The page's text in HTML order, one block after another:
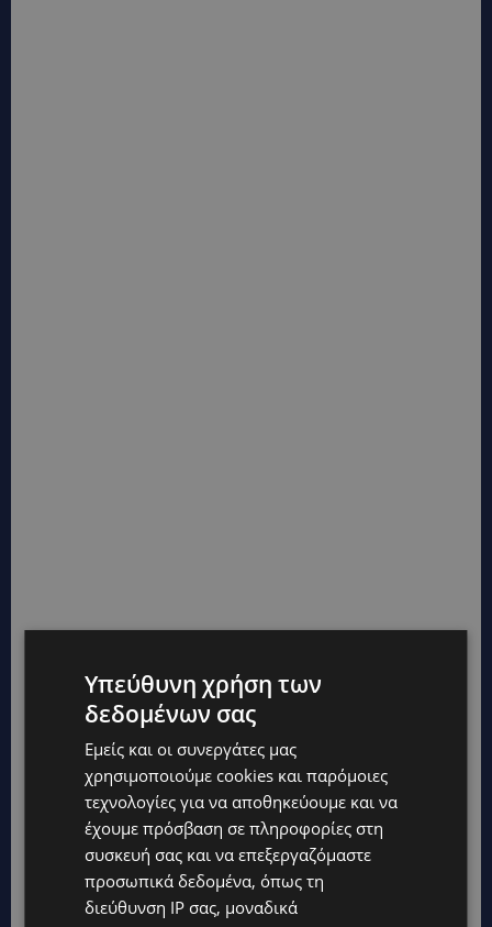
Υπεύθυνη χρήση των
δεδομένων σας
Εμείς και οι συνεργάτες μας
χρησιμοποιούμε cookies και παρόμοιες
τεχνολογίες για να αποθηκεύουμε και να
έχουμε πρόσβαση σε πληροφορίες στη
συσκευή σας και να επεξεργαζόμαστε
προσωπικά δεδομένα, όπως τη
διεύθυνση IP σας, μοναδικά